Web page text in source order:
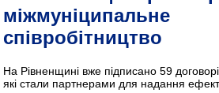
міжмуніципальне
співробітництво
На Рівненщині вже підписано 59
які стали партнерами для надання